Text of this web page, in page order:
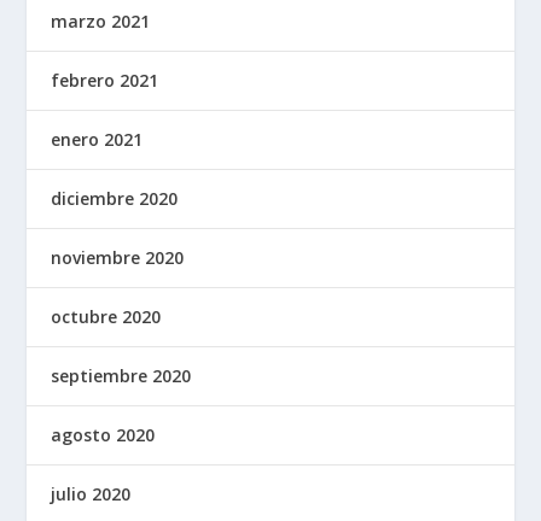
marzo 2021
febrero 2021
enero 2021
diciembre 2020
noviembre 2020
octubre 2020
septiembre 2020
agosto 2020
julio 2020